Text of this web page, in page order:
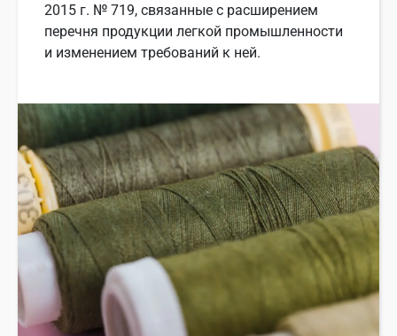
2015 г. № 719, связанные с расширением
перечня продукции легкой промышленности
и изменением требований к ней.